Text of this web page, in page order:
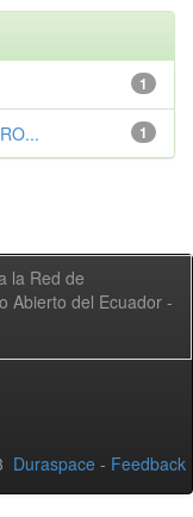
1
1
la Red de
Abierto del Ecuador -
Duraspace - Feedback